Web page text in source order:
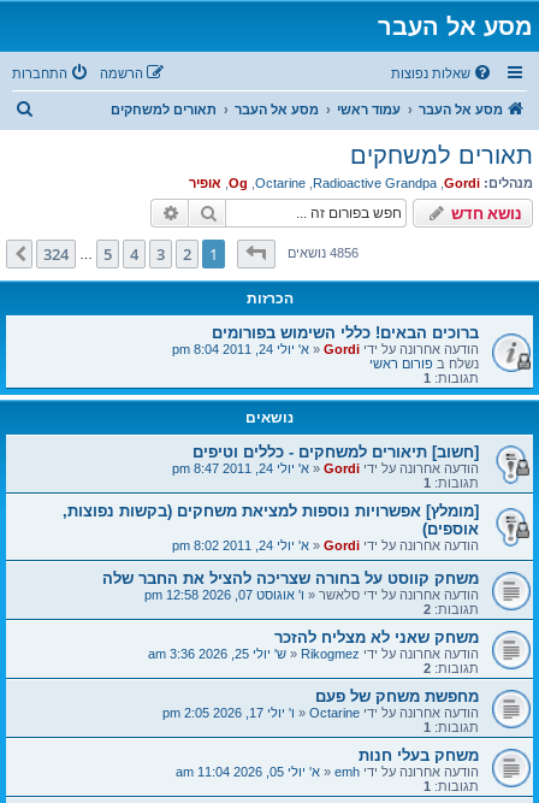
מסע אל העבר
שאלות נפוצות התחברות הרשמה
מסע אל העבר עמוד ראשי מסע אל העבר תאורים למשחקים
ח
תאורים למשחקים
מנהלים: Gordi
,
Radioactive Grandpa
,
Octarine
,
Og
, אופיר
נושא חדש חיפוש
4856 נושאיםדף1מתוך 324
1
2
3
4
5
324 הבא
הכרזות
ברוכים הבאים! כללי השימוש בפורומים
הודעה אחרונה על ידי Gordi
«א' יולי 24, 2011 8:04 pm
נשלח בפורום ראשי
תגובות: 1
נושאים
[חשוב] תיאורים למשחקים - כללים וטיפים
הודעה אחרונה על ידי Gordi
«א' יולי 24, 2011 8:47 pm
תגובות: 1
[מומלץ] אפשרויות נוספות למציאת משחקים (בקשות נפוצות,
אוספים)
הודעה אחרונה על ידי Gordi
«א' יולי 24, 2011 8:02 pm
משחק קווסט על בחורה שצריכה להציל את החבר שלה
הודעה אחרונה על ידי סלאשר«ו' אוגוסט 07, 2026 12:58 pm
תגובות: 2
משחק שאני לא מצליח להזכר
הודעה אחרונה על ידי Rikogmez
«ש' יולי 25, 2026 3:36 am
תגובות: 2
מחפשת משחק של פעם
הודעה אחרונה על ידי Octarine
«ו' יולי 17, 2026 2:05 pm
תגובות: 1
משחק בעלי חנות
הודעה אחרונה על ידי emh
«א' יולי 05, 2026 11:04 am
תגובות: 1